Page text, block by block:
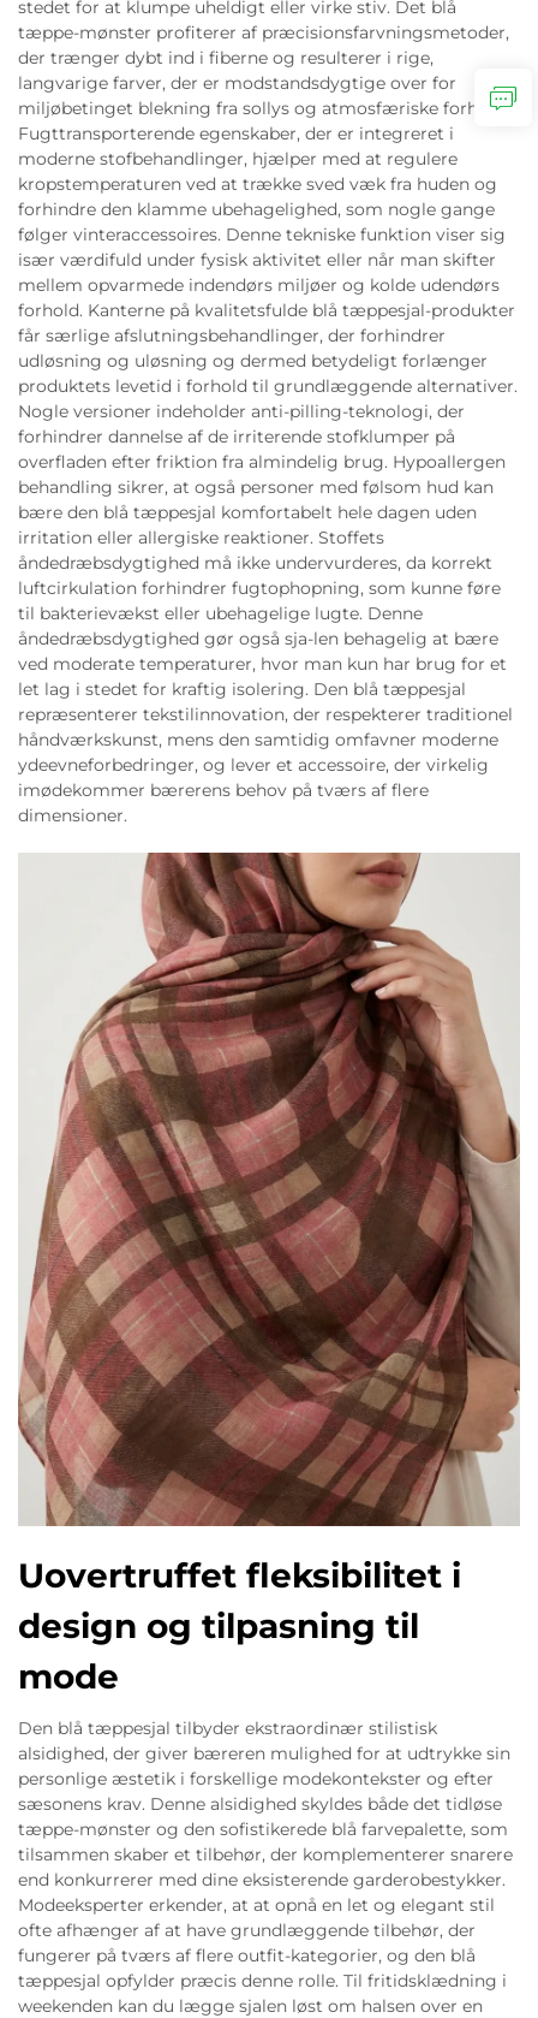
stedet for at klumpe uheldigt eller virke stiv. Det blå
tæppe-mønster profiterer af præcisionsfarvningsmetoder,
der trænger dybt ind i fiberne og resulterer i rige,
langvarige farver, der er modstandsdygtige over for
miljøbetinget blekning fra sollys og atmosfæriske forhold.
Fugttransporterende egenskaber, der er integreret i
moderne stofbehandlinger, hjælper med at regulere
kropstemperaturen ved at trække sved væk fra huden og
forhindre den klamme ubehagelighed, som nogle gange
følger vinteraccessoires. Denne tekniske funktion viser sig
især værdifuld under fysisk aktivitet eller når man skifter
mellem opvarmede indendørs miljøer og kolde udendørs
forhold. Kanterne på kvalitetsfulde blå tæppesjal-produkter
får særlige afslutningsbehandlinger, der forhindrer
udløsning og uløsning og dermed betydeligt forlænger
produktets levetid i forhold til grundlæggende alternativer.
Nogle versioner indeholder anti-pilling-teknologi, der
forhindrer dannelse af de irriterende stofklumper på
overfladen efter friktion fra almindelig brug. Hypoallergen
behandling sikrer, at også personer med følsom hud kan
bære den blå tæppesjal komfortabelt hele dagen uden
irritation eller allergiske reaktioner. Stoffets
åndedræbsdygtighed må ikke undervurderes, da korrekt
luftcirkulation forhindrer fugtophopning, som kunne føre
til bakterievækst eller ubehagelige lugte. Denne
åndedræbsdygtighed gør også sja-len behagelig at bære
ved moderate temperaturer, hvor man kun har brug for et
let lag i stedet for kraftig isolering. Den blå tæppesjal
repræsenterer tekstilinnovation, der respekterer traditionel
håndværkskunst, mens den samtidig omfavner moderne
ydeevneforbedringer, og lever et accessoire, der virkelig
imødekommer bærerens behov på tværs af flere
dimensioner.
Uovertruffet fleksibilitet i
design og tilpasning til
mode
Den blå tæppesjal tilbyder ekstraordinær stilistisk
alsidighed, der giver bæreren mulighed for at udtrykke sin
personlige æstetik i forskellige modekontekster og efter
sæsonens krav. Denne alsidighed skyldes både det tidløse
tæppe-mønster og den sofistikerede blå farvepalette, som
tilsammen skaber et tilbehør, der komplementerer snarere
end konkurrerer med dine eksisterende garderobestykker.
Modeeksperter erkender, at at opnå en let og elegant stil
ofte afhænger af at have grundlæggende tilbehør, der
fungerer på tværs af flere outfit-kategorier, og den blå
tæppesjal opfylder præcis denne rolle. Til fritidsklædning i
weekenden kan du lægge sjalen løst om halsen over en